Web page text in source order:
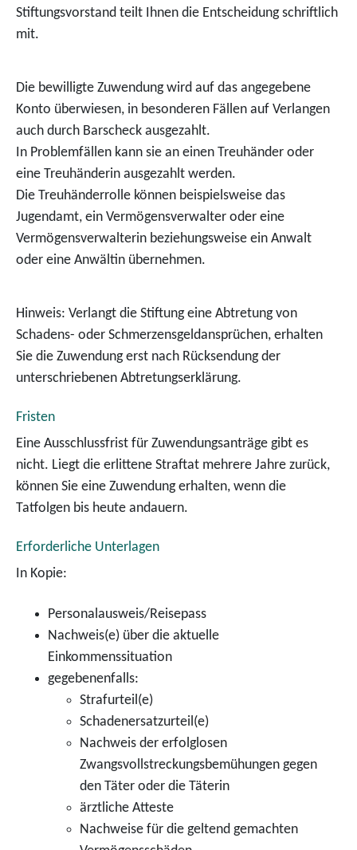
Stiftungsvorstand teilt Ihnen die Entscheidung schriftlich
mit.
Die bewilligte Zuwendung wird auf das angegebene
Konto überwiesen, in besonderen Fällen auf Verlangen
auch durch Barscheck ausgezahlt.
In Problemfällen kann sie an einen Treuhänder oder
eine Treuhänderin ausgezahlt werden.
Die Treuhänderrolle können beispielsweise das
Jugendamt, ein Vermögensverwalter oder eine
Vermögensverwalterin beziehungsweise ein Anwalt
oder eine Anwältin übernehmen.
Hinweis: Verlangt die Stiftung eine Abtretung von
Schadens- oder Schmerzensgeldansprüchen, erhalten
Sie die Zuwendung erst nach Rücksendung der
unterschriebenen Abtretungserklärung.
Fristen
Eine Ausschlussfrist für Zuwendungsanträge gibt es
nicht. Liegt die erlittene Straftat mehrere Jahre zurück,
können Sie eine Zuwendung erhalten, wenn die
Tatfolgen bis heute andauern.
Erforderliche Unterlagen
In Kopie:
Personalausweis/Reisepass
Nachweis(e) über die aktuelle
Einkommenssituation
gegebenenfalls:
Strafurteil(e)
Schadenersatzurteil(e)
Nachweis der erfolglosen
Zwangsvollstreckungsbemühungen gegen
den Täter oder die Täterin
ärztliche Atteste
Nachweise für die geltend gemachten